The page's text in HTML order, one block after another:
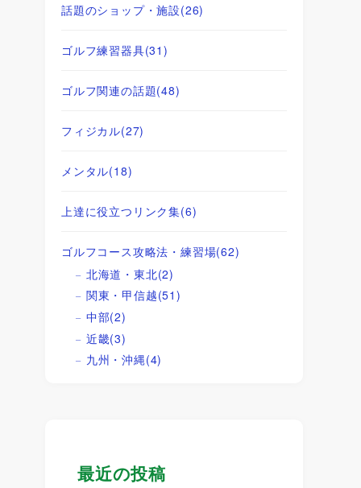
話題のショップ・施設(26)
ゴルフ練習器具(31)
ゴルフ関連の話題(48)
フィジカル(27)
メンタル(18)
上達に役立つリンク集(6)
ゴルフコース攻略法・練習場(62)
北海道・東北(2)
関東・甲信越(51)
中部(2)
近畿(3)
九州・沖縄(4)
最近の投稿